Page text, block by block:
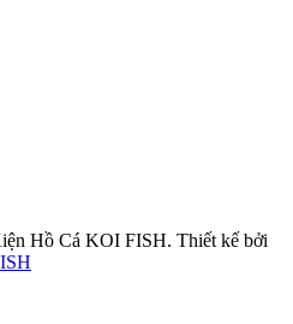
Hồ Cá KOI FISH. Thiết kế bởi